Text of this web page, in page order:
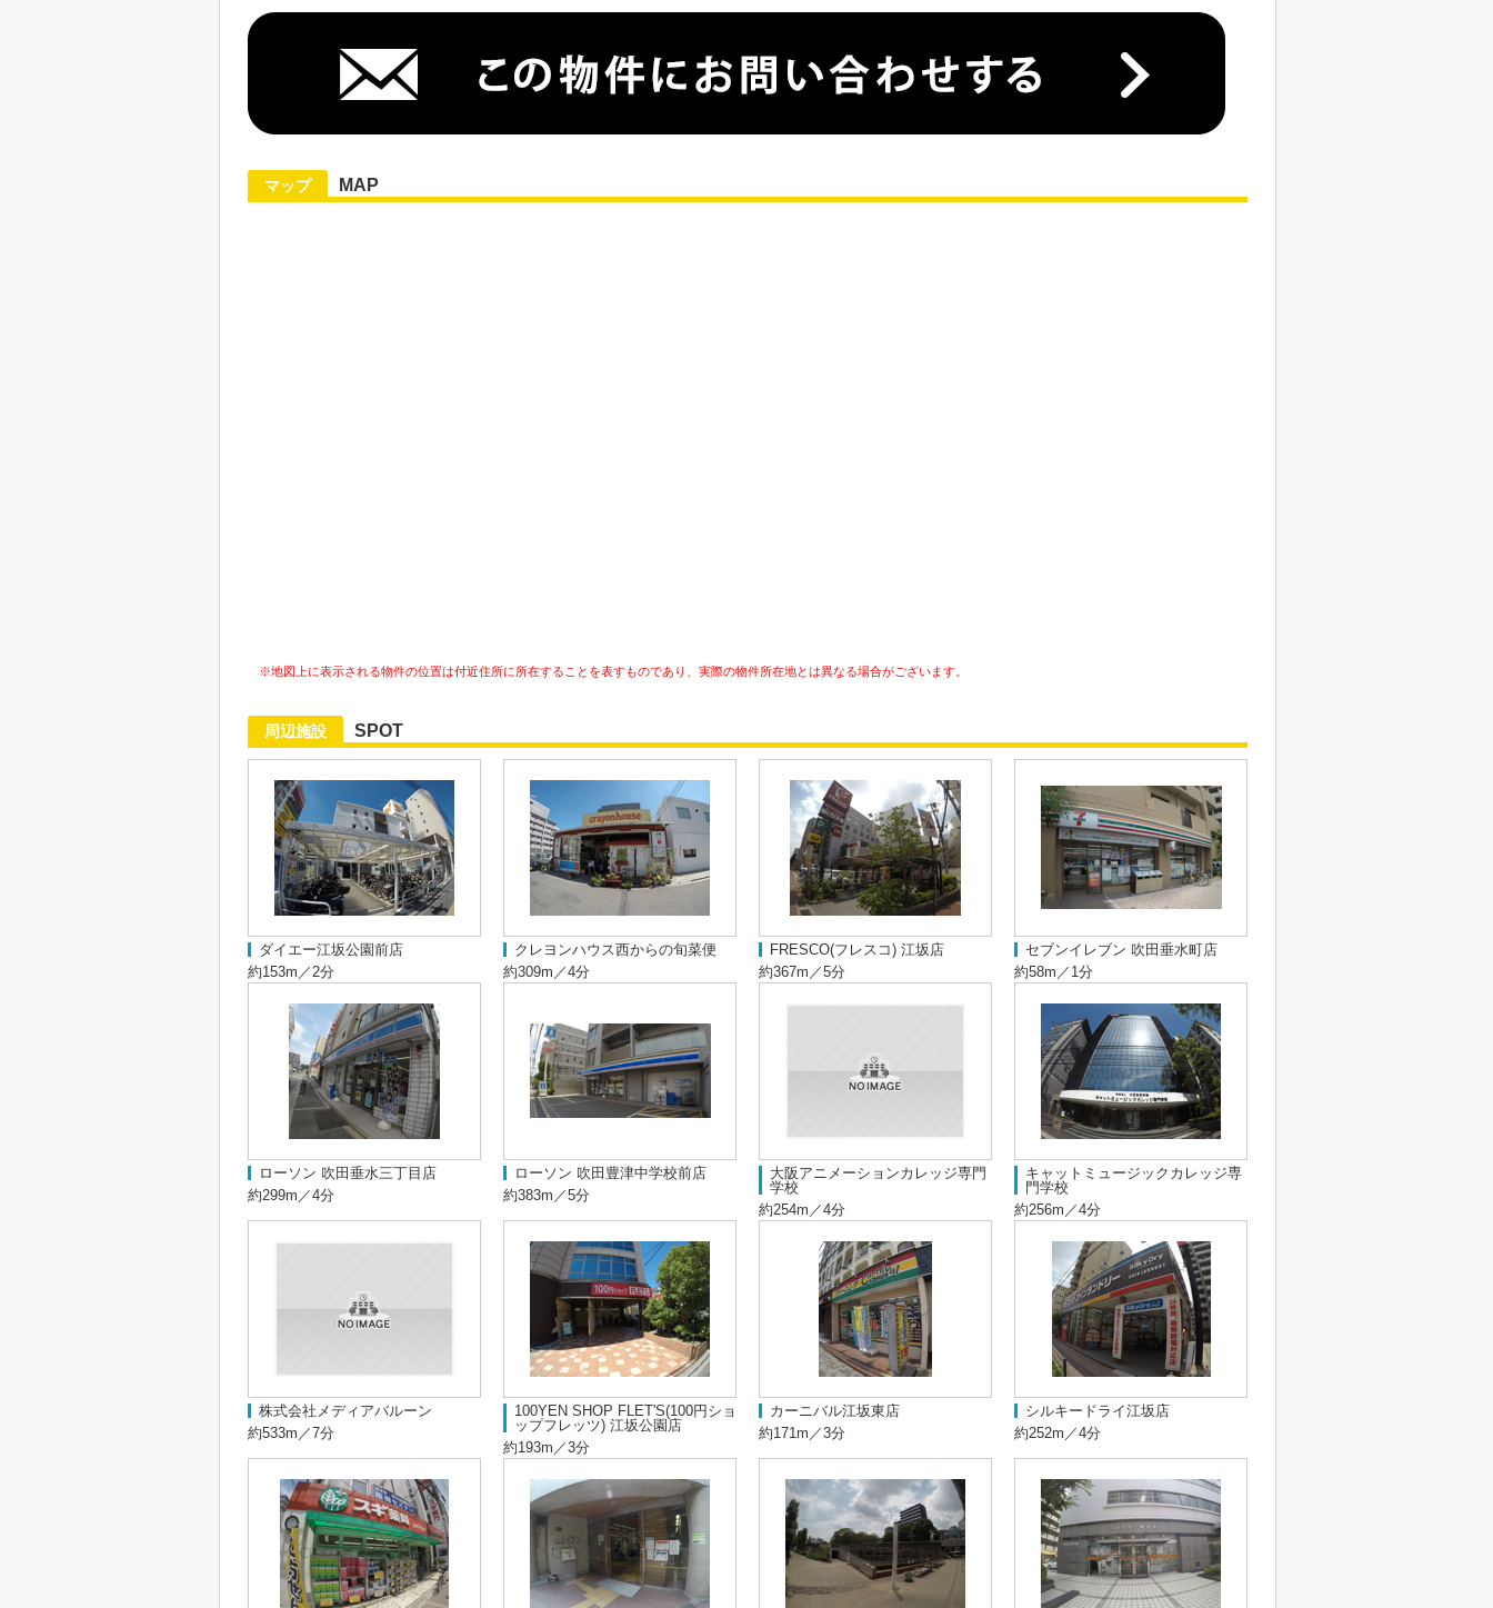
マップ MAP
※地図上に表示される物件の位置は付近住所に所在することを表すものであり、実際の物件所在地とは異なる場合がございます。
周辺施設 SPOT
ダイエー江坂公園前店
約153m／2分
クレヨンハウス西からの旬菜便
約309m／4分
FRESCO(フレスコ) 江坂店
約367m／5分
セブンイレブン 吹田垂水町店
約58m／1分
ローソン 吹田垂水三丁目店
約299m／4分
ローソン 吹田豊津中学校前店
約383m／5分
大阪アニメーションカレッジ専門
学校
約254m／4分
キャットミュージックカレッジ専
門学校
約256m／4分
株式会社メディアバルーン
約533m／7分
100YEN SHOP FLET'S(100円ショ
ップフレッツ) 江坂公園店
約193m／3分
カーニバル江坂東店
約171m／3分
シルキードライ江坂店
約252m／4分